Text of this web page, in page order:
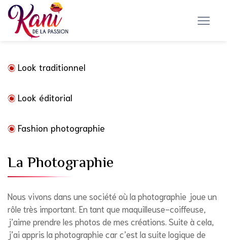
Look traditionnel
Look éditorial
Fashion photographie
La Photographie
Nous vivons dans une société où la photographie joue un
rôle très important. En tant que maquilleuse-coiffeuse,
j’aime prendre les photos de mes créations. Suite à cela,
j’ai appris la photographie car c’est la suite logique de